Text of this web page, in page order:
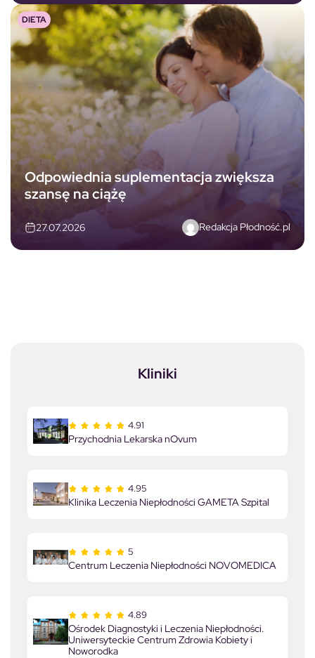
Odpowiednia suplementacja zwiększa
szansę na ciążę
27.07.2026 Redakcja Płodność.pl
DIETA
Kliniki
4.91
Przychodnia Lekarska nOvum
4.95
Klinika Leczenia Niepłodności GAMETA Szpital
5
Centrum Leczenia Niepłodności NOVOMEDICA
4.89
Ośrodek Diagnostyki i Leczenia Niepłodności.
Uniwersyteckie Centrum Zdrowia Kobiety i
Noworodka